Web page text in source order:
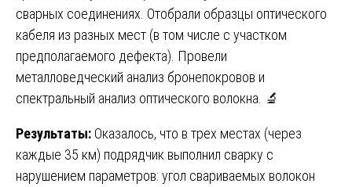
сварных соединениях. Отобрали образцы оптического
кабеля из разных мест (в том числе с участком
предполагаемого дефекта). Провели
металловедческий анализ бронепокровов и
спектральный анализ оптического волокна. 🔬
Результаты: Оказалось, что в трех местах (через
каждые 35 км) подрядчик выполнил сварку с
нарушением параметров: угол свариваемых волокон